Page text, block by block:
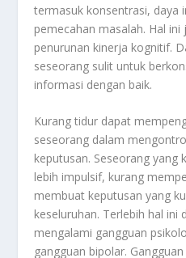
termasuk konsentrasi, daya
pemecahan masalah. Hal
penurunan kinerja kognitif.
seseorang sulit untuk
informasi dengan baik.
Kurang tidur dapat
seseorang dalam
keputusan. Seseorang yang
lebih impulsif, kurang
membuat keputusan yang
keseluruhan. Terlebih hal ini
mengalami gangguan
gangguan bipolar.